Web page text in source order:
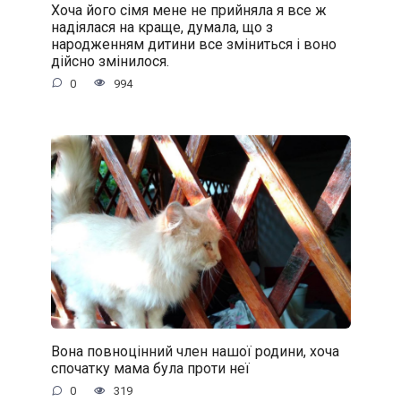
Хоча його сімя мене не прийняла я все ж
надіялася на краще, думала, що з
народженням дитини все зміниться і воно
дійсно змінилося.
0 994
Вона повноцінний член нашої родини, хоча
спочатку мама була проти неї
0 319